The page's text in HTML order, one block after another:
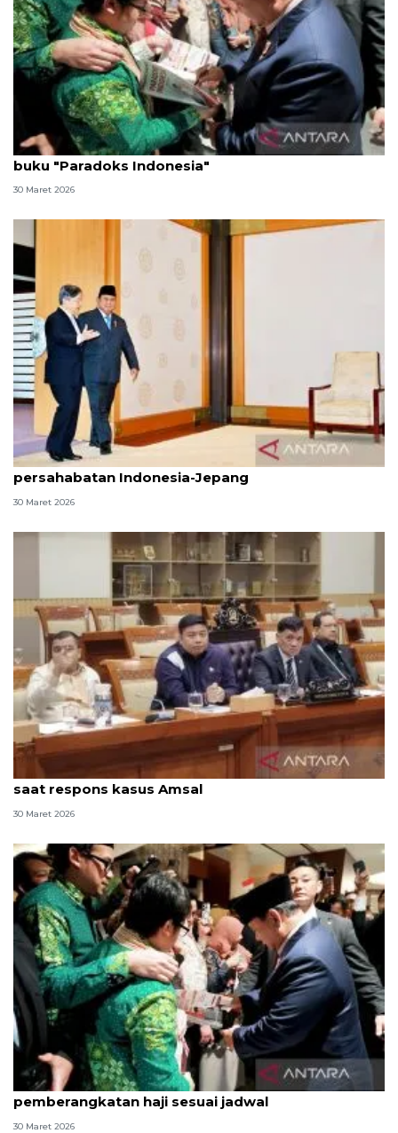
Bertemu Presiden, diaspora RI di Jepang bawa
buku "Paradoks Indonesia"
30 Maret 2026
Presiden temui Kaisar Naruhito pererat
persahabatan Indonesia-Jepang
30 Maret 2026
Anggota DPR sebut Prabowo sangat peduli ekraf
saat respons kasus Amsal
30 Maret 2026
Terpopuler, Prabowo di Jepang hingga
pemberangkatan haji sesuai jadwal
30 Maret 2026